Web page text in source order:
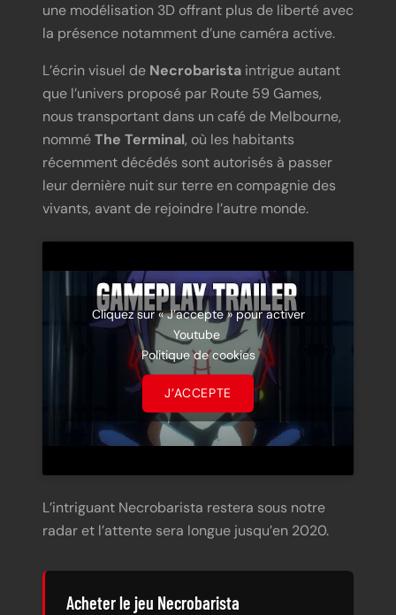
une modélisation 3D offrant plus de liberté avec
la présence notamment d’une caméra active.
L’écrin visuel de Necrobarista intrigue autant
que l’univers proposé par Route 59 Games,
nous transportant dans un café de Melbourne,
nomméThe Terminal, où les habitants
récemment décédés sont autorisés à passer
leur dernière nuit sur terre en compagnie des
vivants, avant de rejoindre l’autre monde.
Cliquez sur « J’accepte » pour activer
Youtube
Politique de cookies
J’ACCEPTE
L’intriguant Necrobarista restera sous notre
radar et l’attente sera longue jusqu’en 2020.
Acheter le jeu Necrobarista